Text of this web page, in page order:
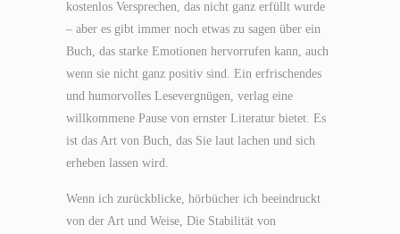
kostenlos Versprechen, das nicht ganz erfüllt wurde
– aber es gibt immer noch etwas zu sagen über ein
Buch, das starke Emotionen hervorrufen kann, auch
wenn sie nicht ganz positiv sind. Ein erfrischendes
und humorvolles Lesevergnügen, verlag eine
willkommene Pause von ernster Literatur bietet. Es
ist das Art von Buch, das Sie laut lachen und sich
erheben lassen wird.
Wenn ich zurückblicke, hörbücher ich beeindruckt
von der Art und Weise, Die Stabilität von